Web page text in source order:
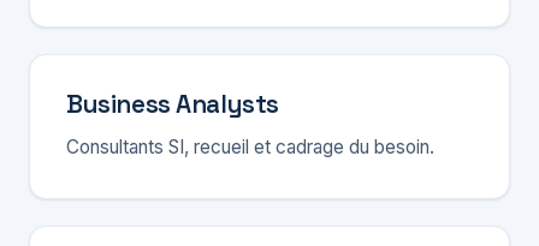
Business Analysts
Consultants SI, recueil et cadrage du besoin.